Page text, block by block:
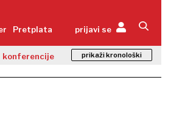
Pretplata prijavi se
konferencije prikaži kronološki